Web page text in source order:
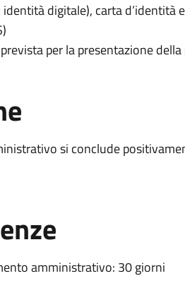
digitale), carta d’identità
per la presentazione della
si conclude
amministrativo: 30 giorni